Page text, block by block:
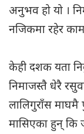
अनुभव हो यो ।
नजिकमा रहेर
केही दशक यता
निमाजस्तै धेरै
लालिगुराँस माघमै
मासिएका हुन् कि